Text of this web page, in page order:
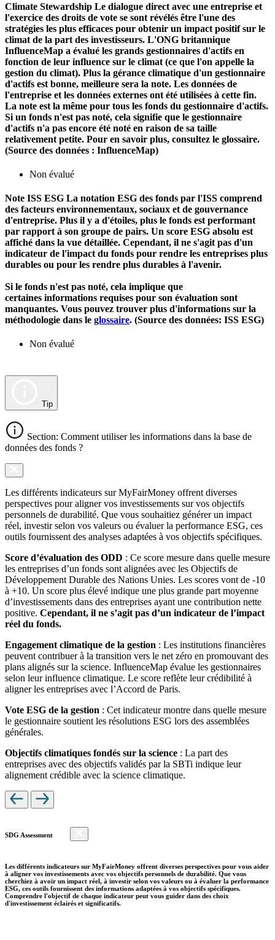
Climate Stewardship Le dialogue direct avec une entreprise et
l'exercice des droits de vote se sont révélés être l'une des
stratégies les plus efficaces pour obtenir un impact positif sur le
climat de la part des investisseurs. L'ONG britannique
InfluenceMap a évalué les grands gestionnaires d'actifs en
fonction de leur influence sur le climat (ce que l'on appelle la
gestion du climat). Plus la gérance climatique d'un gestionnaire
d'actifs est bonne, meilleure sera la note. Les données de
l'entreprise et les données externes ont été utilisées à cette fin.
La note est la même pour tous les fonds du gestionnaire d'actifs.
Si un fonds n'est pas noté, cela signifie que le gestionnaire
d'actifs n'a pas encore été noté en raison de sa taille
relativement petite. Pour en savoir plus, consultez le glossaire.
(Source des données : InfluenceMap)
Non évalué
Note ISS ESG La notation ESG des fonds par l'ISS comprend
des facteurs environnementaux, sociaux et de gouvernance
d'entreprise. Plus il y a d'étoiles, plus le fonds est performant
par rapport à son groupe de pairs. Un score ESG absolu est
affiché dans la vue détaillée. Cependant, il ne s'agit pas d'un
indicateur de l'impact du fonds pour rendre les entreprises plus
durables ou pour les rendre plus durables à l'avenir.
Si le fonds n'est pas noté, cela implique que
certaines informations requises pour son évaluation sont
manquantes. Vous pouvez trouver plus d'informations sur la
méthodologie dans le glossaire. (Source des données: ISS ESG)
Non évalué
Tip
Section: Comment utiliser les informations dans la base de
données des fonds ?
Les différents indicateurs sur MyFairMoney offrent diverses
perspectives pour aligner vos investissements sur vos objectifs
personnels de durabilité. Que vous souhaitiez générer un impact
réel, investir selon vos valeurs ou évaluer la performance ESG, ces
outils fournissent des analyses adaptées à vos objectifs spécifiques.
Score d’évaluation des ODD : Ce score mesure dans quelle mesure
les entreprises d’un fonds sont alignées avec les Objectifs de
Développement Durable des Nations Unies. Les scores vont de -10
à +10. Un score plus élevé indique une plus grande part moyenne
d’investissements dans des entreprises ayant une contribution nette
positive. Cependant, il ne s’agit pas d’un indicateur de l’impact
réel du fonds.
Engagement climatique de la gestion : Les institutions financières
peuvent contribuer à la transition vers le net zéro en promouvant des
plans alignés sur la science. InfluenceMap évalue les gestionnaires
selon leur influence climatique. Le score reflète leur crédibilité à
aligner les entreprises avec l’Accord de Paris.
Vote ESG de la gestion : Cet indicateur montre dans quelle mesure
le gestionnaire soutient les résolutions ESG lors des assemblées
générales.
Objectifs climatiques fondés sur la science : La part des
entreprises avec des objectifs validés par la SBTi indique leur
alignement crédible avec la science climatique.
SDG Assessment
Les différents indicateurs sur MyFairMoney offrent diverses perspectives pour vous aider
à aligner vos investissements avec vos objectifs personnels de durabilité. Que vous
cherchiez à avoir un impact réel, à investir selon vos valeurs ou à évaluer la performance
ESG, ces outils fournissent des informations adaptées à vos objectifs spécifiques.
Comprendre l'objectif de chaque indicateur peut vous guider dans des choix
d'investissement éclairés et significatifs.